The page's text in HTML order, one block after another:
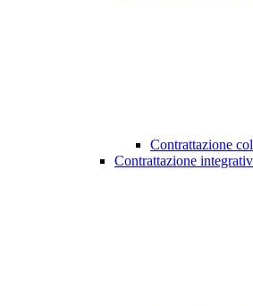
Contrattazione
Contrattazione